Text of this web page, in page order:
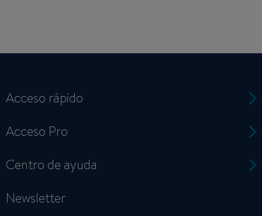
Acceso rápido
Acceso Pro
Centro de ayuda
Newsletter